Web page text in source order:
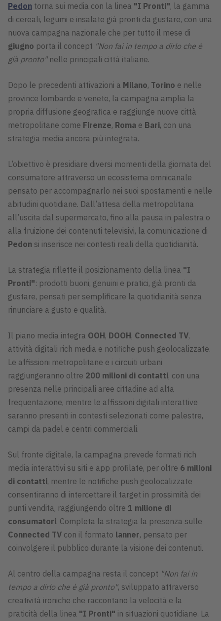
Pedon torna sui media con la linea "I Pronti", la gamma
di cereali, legumi e insalate già pronti da gustare, con una
nuova campagna nazionale che per tutto il mese di
giugno porta il concept "Non fai in tempo a dirlo che è
già pronto"nelle principali città italiane.
Dopo le precedenti attivazioni a Milano, Torino e nelle
province lombarde e venete, la campagna amplia la
propria diffusione geografica e raggiunge nuove città
metropolitane come Firenze, Roma e Bari, con una
strategia media ancora più integrata.
L’obiettivo è presidiare diversi momenti della giornata del
consumatore attraverso un ecosistema omnicanale
pensato per accompagnarlo nei suoi spostamenti e nelle
abitudini quotidiane. Dall’attesa della metropolitana
all’uscita dal supermercato, fino alla pausa in palestra o
alla fruizione dei contenuti televisivi, la comunicazione di
Pedon si inserisce nei contesti reali della quotidianità.
La strategia riflette il posizionamento della linea "I
Pronti": prodotti buoni, genuini e pratici, già pronti da
gustare, pensati per semplificare la quotidianità senza
rinunciare a gusto e qualità.
Il piano media integra OOH, DOOH, Connected TV,
attività digitali rich media e notifiche push geolocalizzate.
Le affissioni metropolitane e i circuiti urbani
raggiungeranno oltre 200 milioni di contatti, con una
presenza nelle principali aree cittadine ad alta
frequentazione, mentre le affissioni digitali interattive
saranno presenti in contesti selezionati come palestre,
campi da padel e centri commerciali.
Sul fronte digitale, la campagna prevede formati rich
media interattivi su siti e app profilate, per oltre 6 milioni
di contatti, mentre le notifiche push geolocalizzate
consentiranno di intercettare il target in prossimità dei
punti vendita, raggiungendo oltre 1 milione di
consumatori. Completa la strategia la presenza sulle
Connected TV con il formato lanner, pensato per
coinvolgere il pubblico durante la visione dei contenuti.
Al centro della campagna resta il concept "Non fai in
tempo a dirlo che è già pronto", sviluppato attraverso
creatività ironiche che raccontano la velocità e la
praticità della linea "I Pronti" in situazioni quotidiane. La